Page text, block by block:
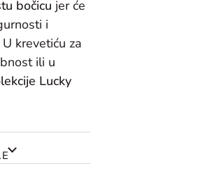
bočicu jer će
i
krevetiću za
ili u
Lucky